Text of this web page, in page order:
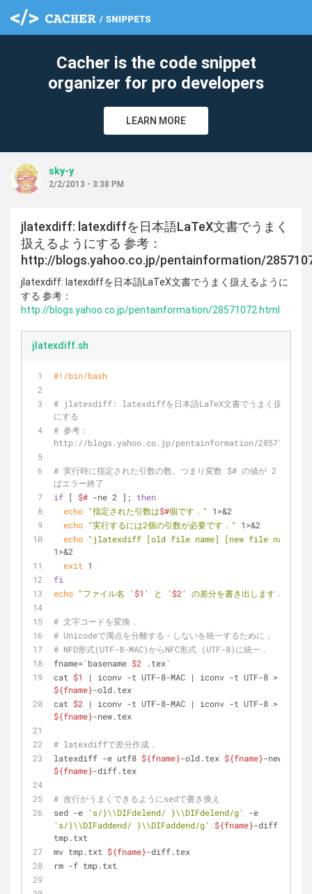
Cacher is the code snippet
organizer for pro developers
LEARN MORE
sky-y
2/2/2013 - 3:38 PM
jlatexdiff: latexdiffを日本語LaTeX文書でうまく
扱えるようにする 参考：
http://blogs.yahoo.co.jp/pentainformation/
jlatexdiff: latexdiffを日本語LaTeX文書でうまく扱えるように
する 参考：
http://blogs.yahoo.co.jp/pentainformation/28571072.html
jlatexdiff.sh
#!/bin/bash
# jlatexdiff: latexdiffを日本語LaTeX文書でうまく扱えるよ
にする
# 参考：
http://blogs.yahoo.co.jp/pentainformation/
# 実行時に指定された引数の数、つまり変数 $# の値が 2 でなけ
ばエラー終了
if [ $# -ne 2 ]; then
echo "指定された引数は$#個です．"
1>&2
echo "実行するには2個の引数が必要です．"
1>&2
echo "jlatexdiff [old file name] [new file name]"
1>&2
exit 1
fi
echo "ファイル名 ' $1 ' と ’$2' の差分を書き出します．"
# 文字コードを変換．
# Unicodeで濁点を分離する・しないを統一するために，
# NFD形式(UTF-8-MAC)からNFC形式 (UTF-8)に統一．
fname=`basename $2 .tex`
cat $1
${fname}-old.tex
cat $2
${fname}-new.tex
# latexdiffで差分作成．
latexdiff -e utf8 ${fname}-old.tex ${fname}
${fname}-diff.tex
# 改行がうまくできるようにsedで書き換え
sed -e 's/}\\DIFdelend/ }\\DIFdelend/g'
's/}\\DIFaddend/ }\\DIFaddend/g'
${fname}-diff.tex >
tmp.txt
mv tmp.txt ${fname}-diff.tex
rm -f tmp.txt